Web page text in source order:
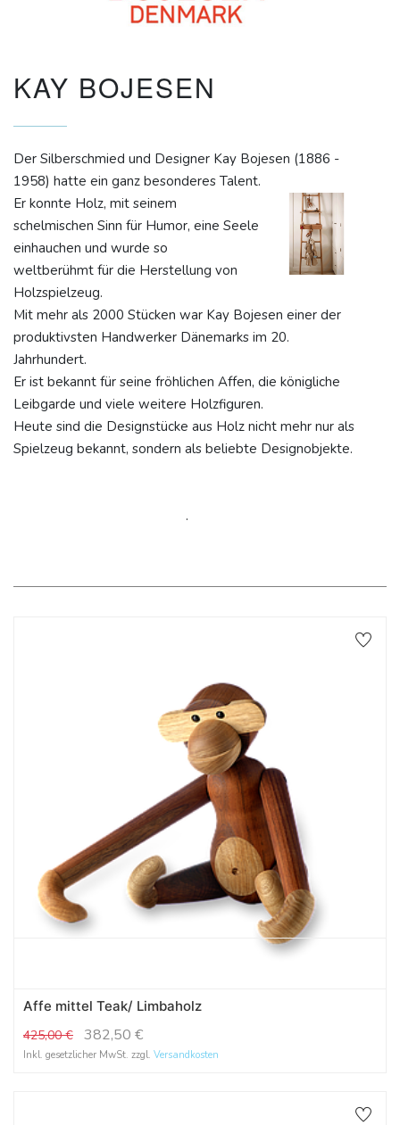
KAY BOJESEN
Der Silberschmied und Designer Kay Bojesen (1886 -
1958) hatte ein ganz besonderes Talent.
Er konnte Holz, mit seinem
schelmischen Sinn für Humor, eine Seele
einhauchen und wurde so
weltberühmt für die Herstellung von
Holzspielzeug.
Mit mehr als 2000 Stücken war Kay Bojesen einer der
produktivsten Handwerker Dänemarks im 20.
Jahrhundert.
Er ist bekannt für seine fröhlichen Affen, die königliche
Leibgarde und viele weitere Holzfiguren.
Heute sind die Designstücke aus Holz nicht mehr nur als
Spielzeug bekannt, sondern als beliebte Designobjekte.
.
Affe mittel Teak/ Limbaholz
425,00€ 382,50 €
Inkl. gesetzlicher MwSt. zzgl. Versandkosten